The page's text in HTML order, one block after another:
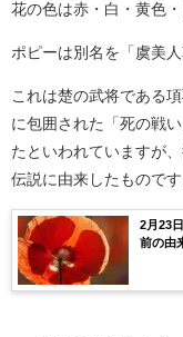
花の色は赤・白・黄色
ポピーは別名を「虞美
これは楚の武将である
に包囲された「死の戦
たといわれていますが
伝説に由来したものです
2月23
前の由